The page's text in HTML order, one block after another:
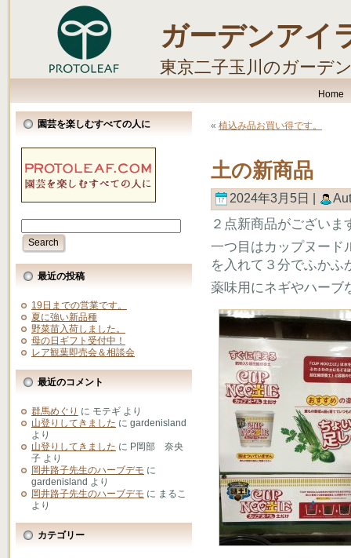
ガーデンアイ
東京二子玉川のガーデ
Home
園芸を楽しむすべての人に
最近の投稿
19日までの営業です。
夏に強い新品種
野菜苗入荷しました。
母の日ギフト受付中！
レア観葉即売会＆相談会
最近のコメント
群馬めぐり に モテギ より
山登りしてきました に gardenisland
より
山登りしてきました に P岡部 奈央
子 より
岡井路子先生のハーブデモ に
gardenisland より
岡井路子先生のハーブデモ に まるこ
より
カテゴリー
« 植込み品お買い得です。
土の新商品
2024年3月5日 |
２点新商品がございま
一つ目はカップヌード
を入れて３分でふかふ
薬味用にネギやハーブ